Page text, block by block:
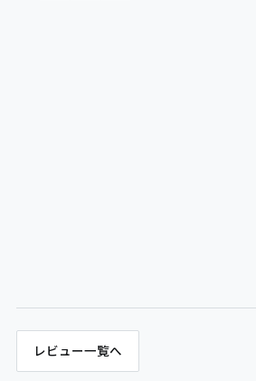
レビュー一覧へ